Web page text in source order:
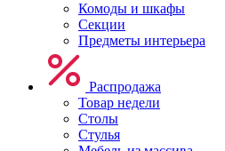
Комоды и шкафы
Секции
Предметы интерьера
Распродажа
Товар недели
Столы
Стулья